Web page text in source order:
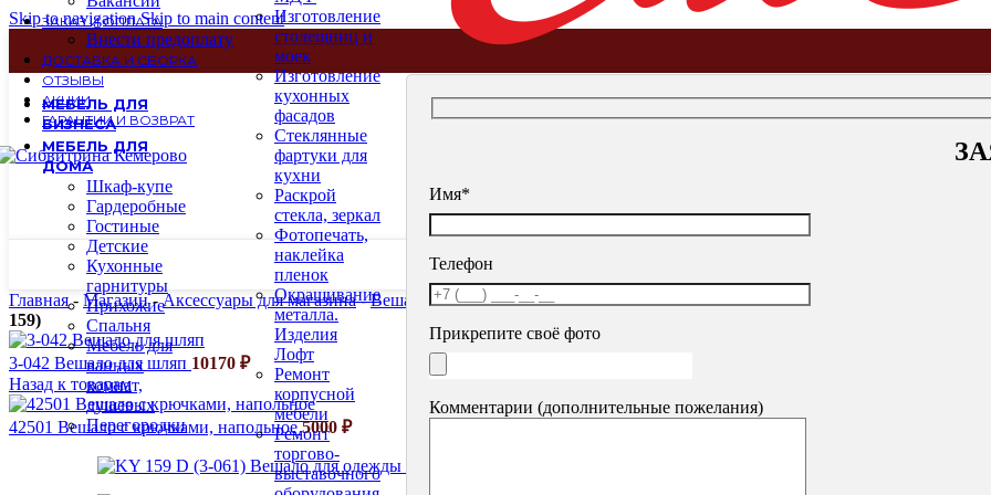
Skip to navigationSkip to main content
ЗАКАЗ И ОПЛАТА
Внести предоплату
ДОСТАВКА И СБОРКА
ОТЗЫВЫ
АКЦИИ
ГАРАНТИИ И ВОЗВРАТ
МЕБЕЛЬ ДЛЯ
БИЗНЕСА
МЕБЕЛЬ ДЛЯ
ДОМА
Шкаф-купе
Гардеробные
Гостиные
Детские
Кухонные
гарнитуры
Прихожие
Спальня
Мебель для
ванных
комнат,
душевых
Перегородки
Изготовление
столещниц и
моек
Изготовление
кухонных
фасадов
Стеклянные
фартуки для
кухни
Раскрой
стекла, зеркал
Фотопечать,
наклейка
пленок
Окрашивание
металла.
Изделия
Лофт
Ремонт
корпусной
мебели
Ремонт
торгово-
выставочного
Имя*
Телефон
Прикрепите своё фото
Комментарии (дополнительные пожелания)
Главная- Магазин-Аксессуары для магазина-Вешала, стойки, накопители-Вешала для одежды-Вешала для одежды (Китай)
159)
3-042 Вешало для шляп 10170 ₽
Назад к товарам
42501 Вешало с крючками, напольное5000 ₽